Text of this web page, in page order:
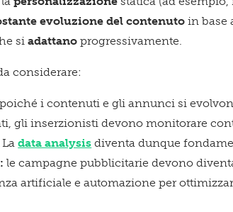
evoluzione del contenuto in base
siadattano progressivamente.
considerare:
poiché i contenuti e gli annunci si
gli inserzionisti devono monitorare
Ladata analysis diventa dunque
le campagne pubblicitarie devono
artificiale e automazione per